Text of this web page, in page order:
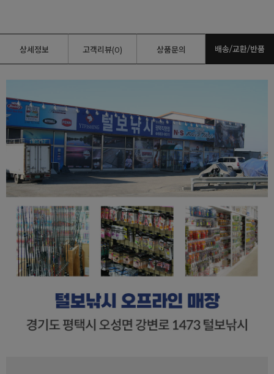
상세정보 고객리뷰(0) 상품문의 배송/교환/반품